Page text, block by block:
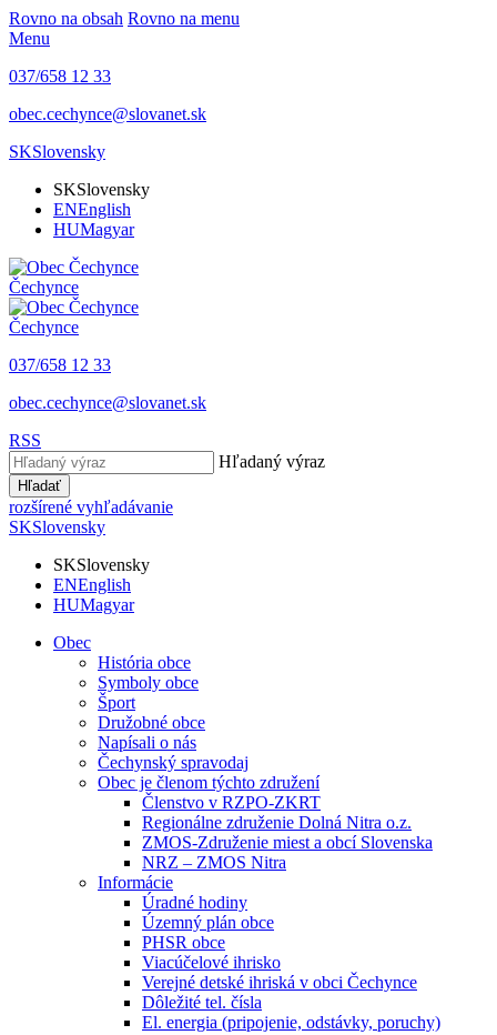
Rovno na obsah Rovno na menu
Menu
037/658 12 33
obec.cechynce@slovanet.sk
SKSlovensky
SKSlovensky
ENEnglish
HUMagyar
Čechynce
Čechynce
037/658 12 33
obec.cechynce@slovanet.sk
RSS
Hľadaný výraz
Hľadať
rozšírené vyhľadávanie
SKSlovensky
SKSlovensky
ENEnglish
HUMagyar
Obec
História obce
Symboly obce
Šport
Družobné obce
Napísali o nás
Čechynský spravodaj
Obec je členom týchto združení
Členstvo v RZPO-ZKRT
Regionálne združenie Dolná Nitra o.z.
ZMOS-Združenie miest a obcí Slovenska
NRZ – ZMOS Nitra
Informácie
Úradné hodiny
Územný plán obce
PHSR obce
Viacúčelové ihrisko
Verejné detské ihriská v obci Čechynce
Dôležité tel. čísla
El. energia (pripojenie, odstávky, poruchy)